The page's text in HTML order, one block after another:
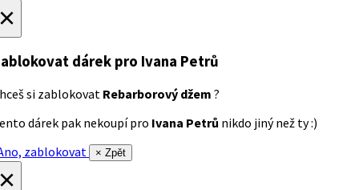
dárek pro Ivana Petrů
si zablokovat Rebarborový džem ?
dárek pak nekoupí pro Ivana Petrů nikdo jiný než ty :)
zablokovat
× Zpět